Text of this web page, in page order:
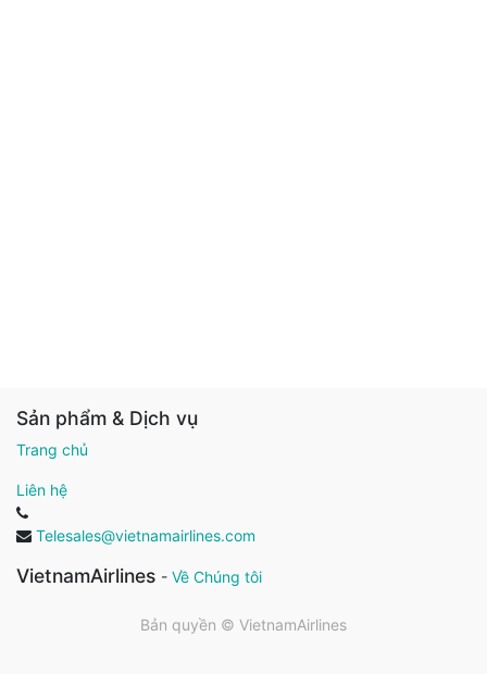
Sản phẩm & Dịch vụ
Trang chủ
Liên hệ
Telesales@vietnamairlines.com
VietnamAirlines - Về Chúng tôi
Bản quyền © VietnamAirlines